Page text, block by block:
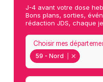
J-4 avant votre dose
Bons plans, sorties,
rédaction JDS, chaque
59 - Nord
Choisir mes